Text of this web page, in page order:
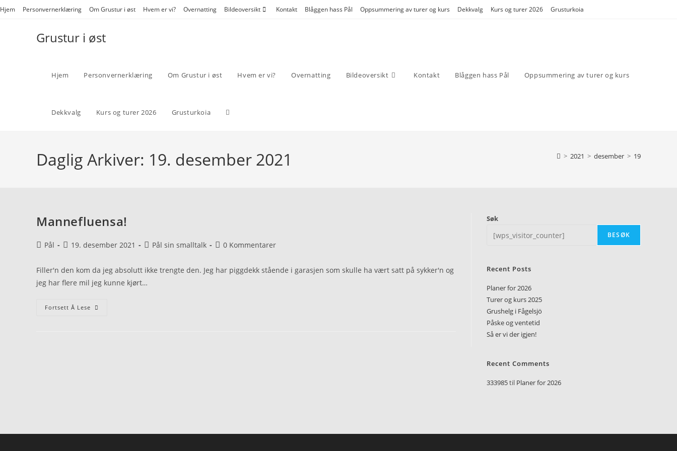
Hjem Personvernerklæring Om Grustur i øst Hvem er vi? Overnatting Bildeoversikt Kontakt Blåggen hass Pål Oppsummering av turer og kurs Dekkvalg Kurs og turer 2026 Grusturkoia
Grustur i øst
Hjem Personvernerklæring Om Grustur i øst Hvem er vi? Overnatting Bildeoversikt Kontakt Blåggen hass Pål Oppsummering av turer og kurs
Dekkvalg Kurs og turer 2026 Grusturkoia
Daglig Arkiver: 19. desember 2021 > 2021 > desember > 19
Mannefluensa!
Pål 19. desember 2021 Pål sin smalltalk 0 Kommentarer
Filler'n den kom da jeg absolutt ikke trengte den. Jeg har piggdekk stående i garasjen som skulle ha vært satt på sykker'n og
jeg har flere mil jeg kunne kjørt…
Fortsett Å Lese
Søk
BESØK
Recent Posts
Planer for 2026
Turer og kurs 2025
Grushelg i Fågelsjö
Påske og ventetid
Så er vi der igjen!
Recent Comments
333985til Planer for 2026